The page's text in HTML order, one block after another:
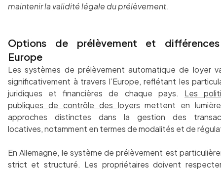
maintenir la validité légale du prélèvement.
Options de prélèvement et
Europe
Les systèmes de prélèvement automatique de loyer
significativement à travers l’Europe, reflétant les
juridiques et financières de chaque pays. Les
publiques de contrôle des loyers mettent en
approches distinctes dans la gestion des
locatives, notamment en termes de modalités et de
En Allemagne, le système de prélèvement est
strict et structuré. Les propriétaires doivent